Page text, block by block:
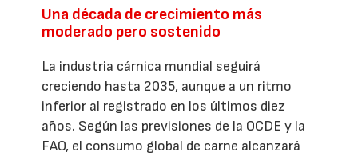
Una década de crecimiento más
moderado pero sostenido
La industria cárnica mundial seguirá
creciendo hasta 2035, aunque a un ritmo
inferior al registrado en los últimos diez
años. Según las previsiones de la OCDE y la
FAO, el consumo global de carne alcanzará